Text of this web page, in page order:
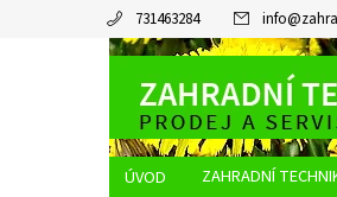
731463284 info@
ZAHRADNÍ